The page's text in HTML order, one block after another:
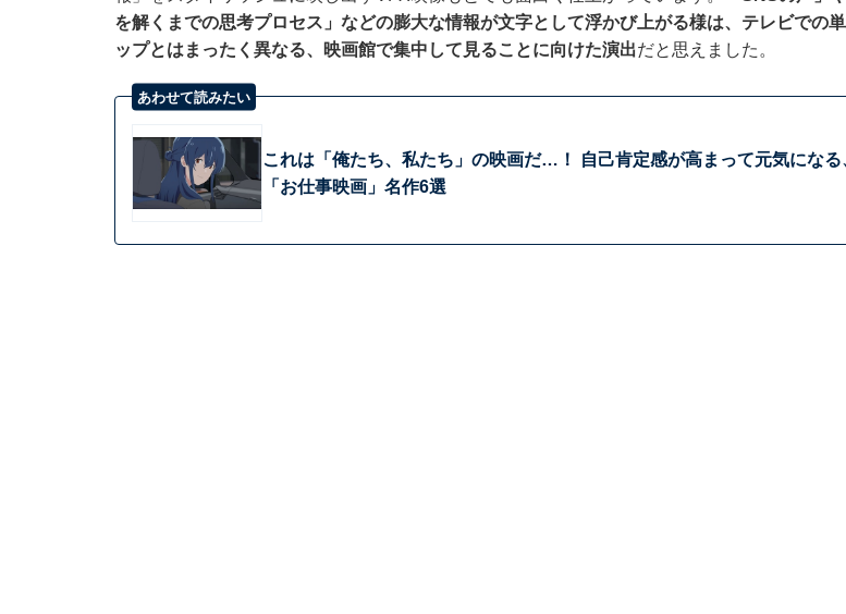
を解くまでの思考プロセス」などの膨大な情報が文字として浮かび上がる様は、テレビでの
ップとはまったく異なる、映画館で集中して見ることに向けた演出だと思えました。
あわせて読みたい
これは「俺たち、私たち」の映画だ…！ 自己肯定感が高まって元気になる
「お仕事映画」名作6選